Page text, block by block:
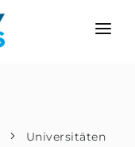
Universitäten